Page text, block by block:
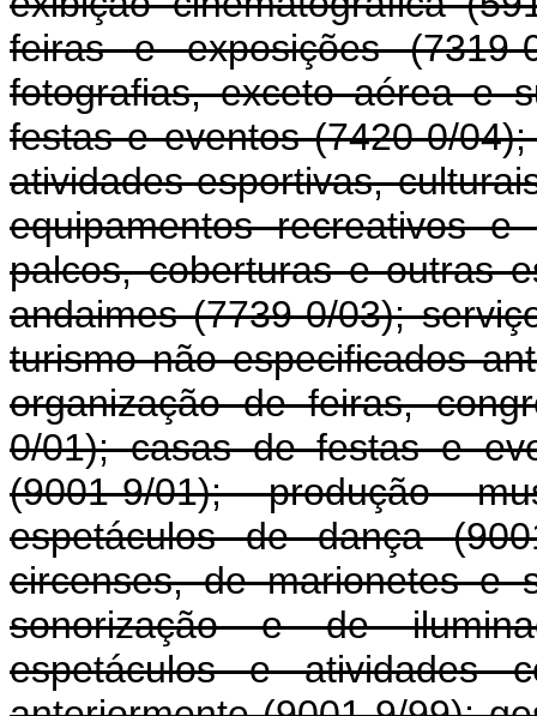
feiras e exposições
fotografias, exceto aérea e
festas e eventos (7420-0/
atividades esportivas,
equipamentos recreativos
palcos, coberturas e outras
andaimes (7739-0/03);
turismo não especificados
organização de feiras,
0/01); casas de festas e
(9001-9/01); produção
espetáculos de dança
circenses, de marionetes e
sonorização e de
espetáculos e atividades